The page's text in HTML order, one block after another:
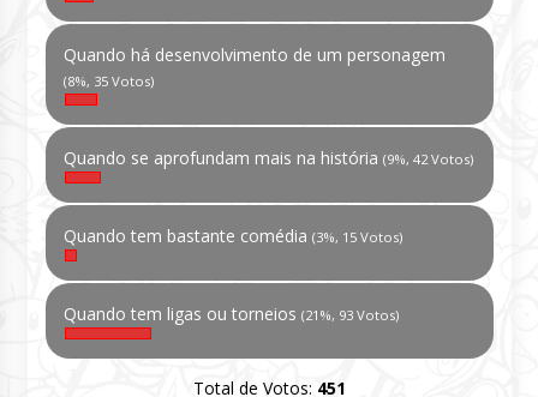
Quando há desenvolvimento de um personagem
(8%, 35 Votos)
Quando se aprofundam mais na história (9%, 42 Votos)
Quando tem bastante comédia (3%, 15 Votos)
Quando tem ligas ou torneios (21%, 93 Votos)
Total de Votos: 451